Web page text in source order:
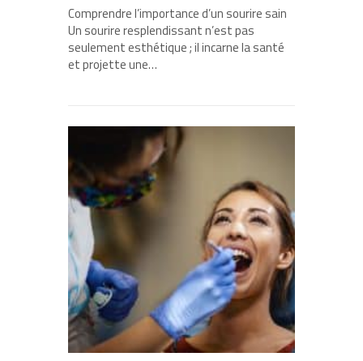
Comprendre l’importance d’un sourire sain
Un sourire resplendissant n’est pas
seulement esthétique ; il incarne la santé
et projette une…